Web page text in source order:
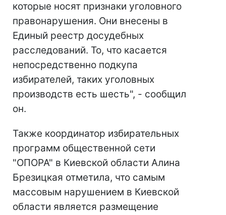
которые носят признаки уголовного
правонарушения. Они внесены в
Единый реестр досудебных
расследований. То, что касается
непосредственно подкупа
избирателей, таких уголовных
производств есть шесть", - сообщил
он.
Также координатор избирательных
программ общественной сети
"ОПОРА" в Киевской области Алина
Брезицкая отметила, что самым
массовым нарушением в Киевской
области является размещение